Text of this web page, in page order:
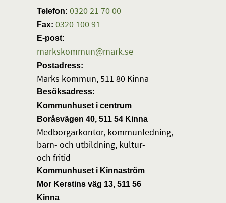
Telefon: 0320 21 70 00
Fax: 0320 100 91
E-post:
markskommun@mark.se
Postadress:
Marks kommun, 511 80 Kinna
Besöksadress:
Kommunhuset i centrum
Boråsvägen 40, 511 54 Kinna
Medborgarkontor, kommunledning,
barn- och utbildning, kultur-
och fritid
Kommunhuset i Kinnaström
Mor Kerstins väg 13, 511 56
Kinna